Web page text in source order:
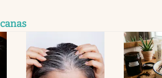
canas